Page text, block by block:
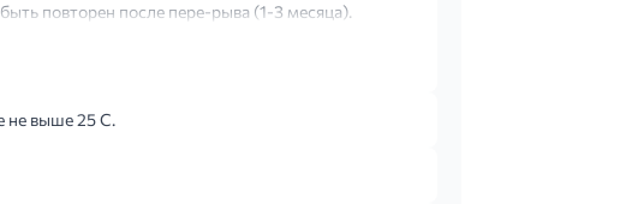
повторен после пере-рыва (1-3 месяца).
не выше 25 С.